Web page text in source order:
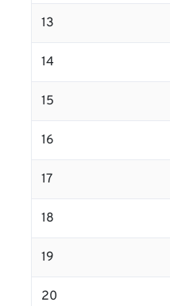
13
14
15
16
17
18
19
20